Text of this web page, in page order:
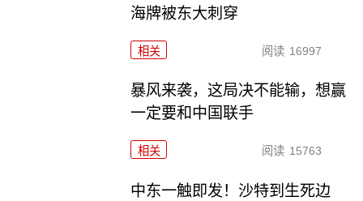
海牌被东大刺穿
相关 阅读 16997
暴风来袭，这局决不能输，想赢
一定要和中国联手
相关 阅读 15763
中东一触即发！沙特到生死边